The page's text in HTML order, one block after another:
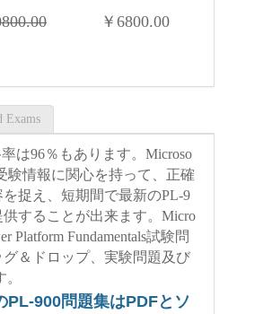
￥ 6800.00
Exams
は96％もあります。Microso
験情報に関心を持って、正確
を捉え、短期間で最新のPL-9
することが出来ます。Micro
Platform Fundamentals試験問
＆ドロップ、実験問題及び
900問題集はPDFとソ